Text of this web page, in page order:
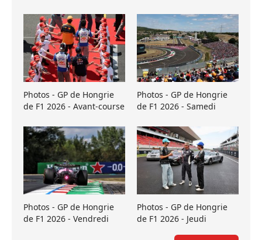
Photos - GP de Hongrie
de F1 2026 - Avant-course
Photos - GP de Hongrie
de F1 2026 - Samedi
Photos - GP de Hongrie
de F1 2026 - Vendredi
Photos - GP de Hongrie
de F1 2026 - Jeudi